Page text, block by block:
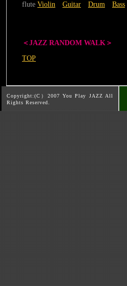
flute Violin Guitar Drum Bass
＜JAZZ RANDOM WALK＞
TOP
Copyright:(C）2007 You Play JAZZ All
Rights Reserved.